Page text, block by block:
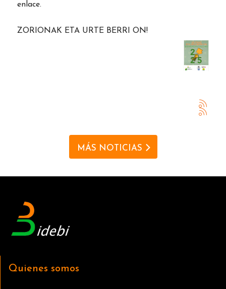
enlace.
ZORIONAK ETA URTE BERRI ON!
MÁS NOTICIAS
Quienes somos